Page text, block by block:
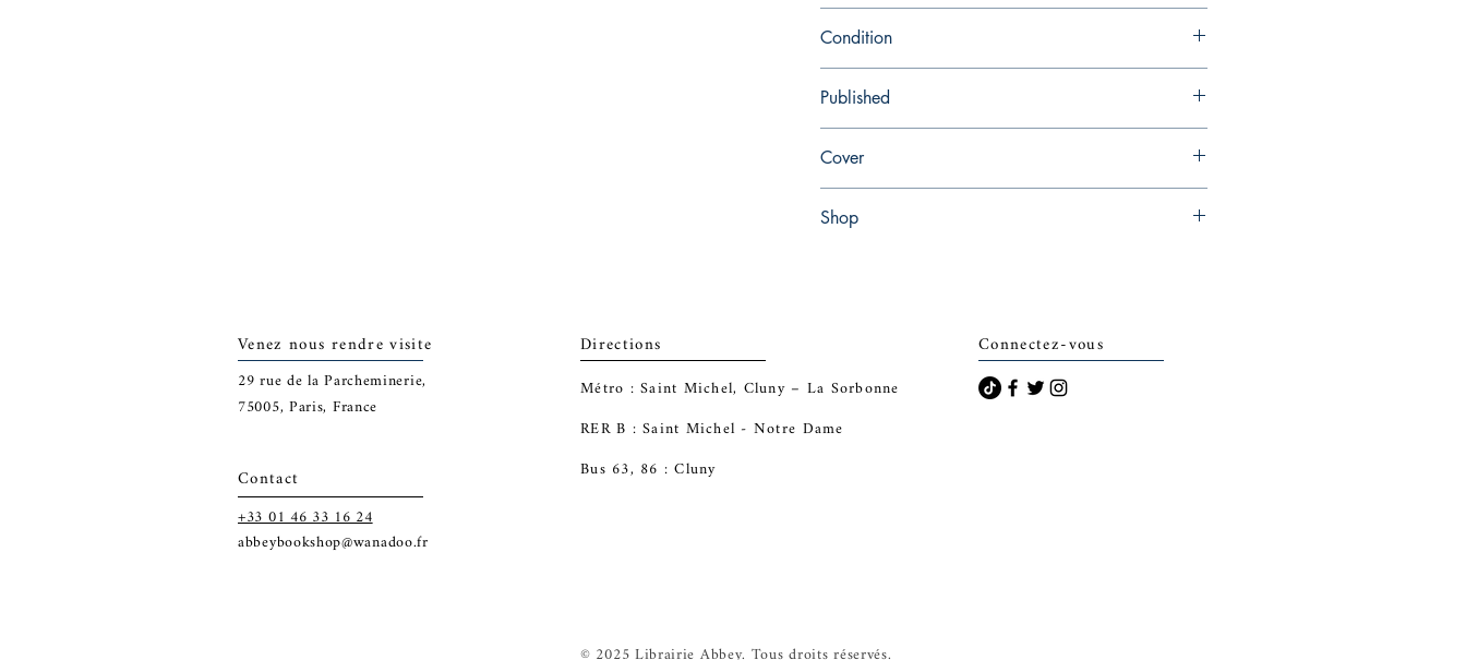
Condition
Published
Cover
Shop
Venez nous rendre visite
29rue de la Parcheminerie,
75005, Paris, France
Contact
+33 01 46 33 16 24
abbeybookshop@wanadoo.fr
Directions
Métro : Saint Michel, Cluny – La Sorbonne
RER B : Saint Michel - Notre Dame
Bus 63, 86 : Cluny
Connectez-vous